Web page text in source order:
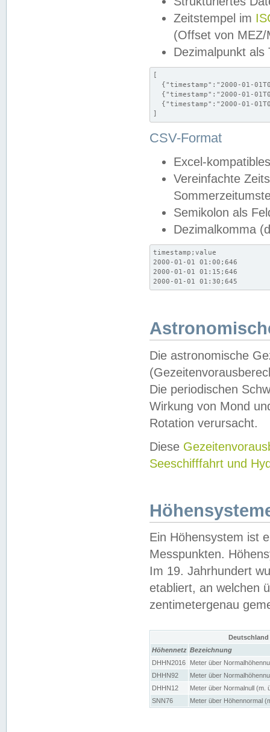
Zeitstempel im
(Offset von MEZ/
Dezimalpunkt als
[
{"timestamp":"2000-01-
{"timestamp":"2000-01-
{"timestamp":"2000-01-
]
CSV-Format
Excel-
Vereinfachte
Semikolon als
Dezimalkomma
timestamp;value
2000-01-01 01:00;646
2000-01-01 01:15;646
2000-01-01 01:30;645
Die astronomische
Die periodischen
Wirkung von Mond
Rotation verursacht.
Diese
Seeschifffahrt und
Ein Höhensystem ist
Messpunkten.
Im 19. Jahrhundert
etabliert, an welchen
zentimetergenau
Höhennetz Bezeichnung
DHHN2016
Meter über
DHHN92
Meter über
DHHN12
Meter über Normalnull (m.
SNN76
Meter über Höhennormal